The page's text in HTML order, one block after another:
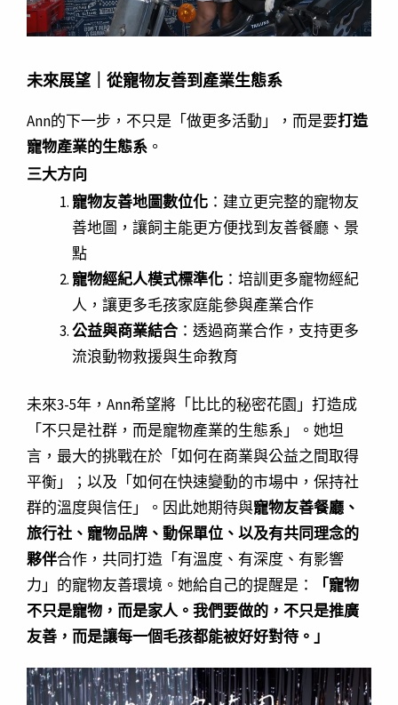
未來展望｜從寵物友善到產業生態系
Ann的下一步，不只是「做更多活動」，而是要打造
寵物產業的生態系 。
三大方向
寵物友善地圖數位化 ：建立更完整的寵物友
善地圖，讓飼主能更方便找到友善餐廳、景
點
寵物經紀人模式標準化 ：培訓更多寵物經紀
人，讓更多毛孩家庭能參與產業合作
公益與商業結合 ：透過商業合作，支持更多
流浪動物救援與生命教育
未來3-5年，Ann希望將「比比的秘密花園」打造成
「不只是社群，而是寵物產業的生態系」。她坦
言，最大的挑戰在於「如何在商業與公益之間取得
平衡」；以及「如何在快速變動的市場中，保持社
群的溫度與信任」。因此她期待與寵物友善餐廳、
旅行社、寵物品牌、動保單位、以及有共同理念的
夥伴合作，共同打造「有溫度、有深度、有影響
力」的寵物友善環境。她給自己的提醒是：
「寵物
不只是寵物，而是家人。我們要做的，不只是推廣
友善，而是讓每一個毛孩都能被好好對待。」